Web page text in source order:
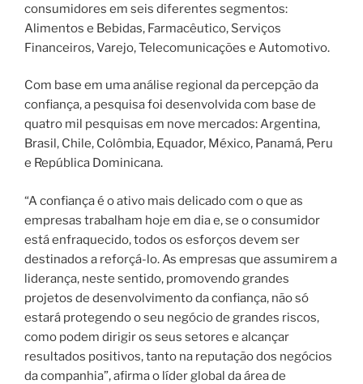
consumidores em seis diferentes segmentos:
Alimentos e Bebidas, Farmacêutico, Serviços
Financeiros, Varejo, Telecomunicações e Automotivo.
Com base em uma análise regional da percepção da
confiança, a pesquisa foi desenvolvida com base de
quatro mil pesquisas em nove mercados: Argentina,
Brasil, Chile, Colômbia, Equador, México, Panamá, Peru
e República Dominicana.
“A confiança é o ativo mais delicado com o que as
empresas trabalham hoje em dia e, se o consumidor
está enfraquecido, todos os esforços devem ser
destinados a reforçá-lo. As empresas que assumirem a
liderança, neste sentido, promovendo grandes
projetos de desenvolvimento da confiança, não só
estará protegendo o seu negócio de grandes riscos,
como podem dirigir os seus setores e alcançar
resultados positivos, tanto na reputação dos negócios
da companhia”, afirma o líder global da área de